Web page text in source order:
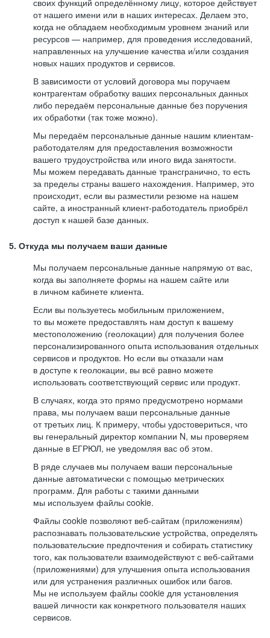
своих функций определённому лицу, которое действует
от нашего имени или в наших интересах. Делаем это,
когда не обладаем необходимым уровнем знаний или
ресурсов — например, для проведения исследований,
направленных на улучшение качества и/или создания
новых наших продуктов и сервисов.
В зависимости от условий договора мы поручаем
контрагентам обработку ваших персональных данных
либо передаём персональные данные без поручения
их обработки (так тоже можно).
Мы передаём персональные данные нашим клиентам-
работодателям для предоставления возможности
вашего трудоустройства или иного вида занятости.
Мы можем передавать данные трансгранично, то есть
за пределы страны вашего нахождения. Например, это
происходит, если вы разместили резюме на нашем
сайте, а иностранный клиент-работодатель приобрёл
доступ к нашей базе данных.
5. Откуда мы получаем ваши данные
Мы получаем персональные данные напрямую от вас,
когда вы заполняете формы на нашем сайте или
в личном кабинете клиента.
Если вы пользуетесь мобильным приложением,
то вы можете предоставлять нам доступ к вашему
местоположению (геолокации) для получения более
персонализированного опыта использования отдельных
сервисов и продуктов. Но если вы отказали нам
в доступе к геолокации, вы всё равно можете
использовать соответствующий сервис или продукт.
В случаях, когда это прямо предусмотрено нормами
права, мы получаем ваши персональные данные
от третьих лиц. К примеру, чтобы удостовериться, что
вы генеральный директор компании N, мы проверяем
данные в ЕГРЮЛ, не уведомляя вас об этом.
В ряде случаев мы получаем ваши персональные
данные автоматически с помощью метрических
программ. Для работы с такими данными
мы используем файлы cookie.
Файлы cookie позволяют веб-сайтам (приложениям)
распознавать пользовательские устройства, определять
пользовательские предпочтения и собирать статистику
того, как пользователи взаимодействуют с веб-сайтами
(приложениями) для улучшения опыта использования
или для устранения различных ошибок или багов.
Мы не используем файлы cookie для установления
вашей личности как конкретного пользователя наших
сервисов.